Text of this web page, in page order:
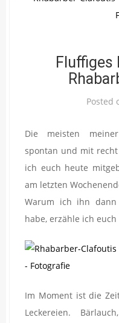
Fluffiges
Posted
Die meisten
spontan und mit
ich euch heute
am letzten
Warum ich ihn dann
habe, erzähle ich
Im Moment ist die
Leckereien.